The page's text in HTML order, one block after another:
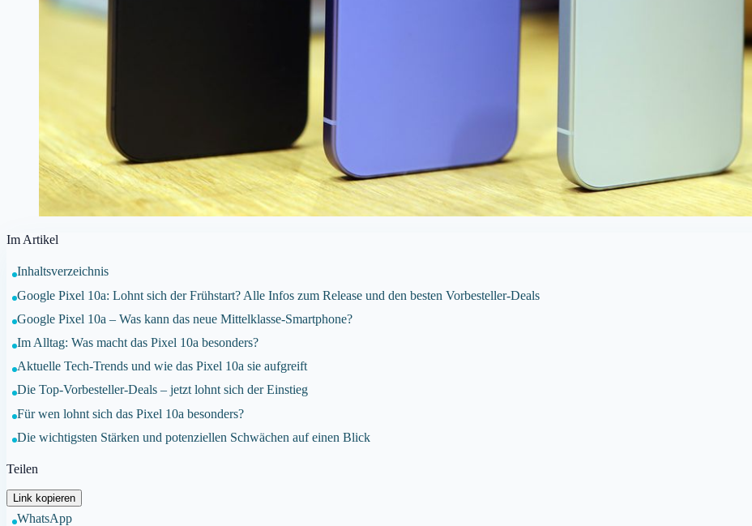
Im Artikel
Inhaltsverzeichnis
Google Pixel 10a: Lohnt sich der Frühstart? Alle Infos zum Release und den besten Vorbesteller-Deals
Google Pixel 10a – Was kann das neue Mittelklasse-Smartphone?
Im Alltag: Was macht das Pixel 10a besonders?
Aktuelle Tech-Trends und wie das Pixel 10a sie aufgreift
Die Top-Vorbesteller-Deals – jetzt lohnt sich der Einstieg
Für wen lohnt sich das Pixel 10a besonders?
Die wichtigsten Stärken und potenziellen Schwächen auf einen Blick
Teilen
Link kopieren
WhatsApp